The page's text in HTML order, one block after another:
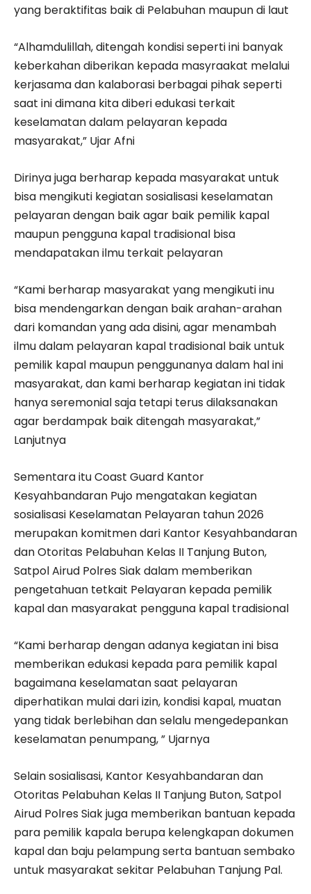
yang beraktifitas baik di Pelabuhan maupun di laut
“Alhamdulillah, ditengah kondisi seperti ini banyak
keberkahan diberikan kepada masyraakat melalui
kerjasama dan kalaborasi berbagai pihak seperti
saat ini dimana kita diberi edukasi terkait
keselamatan dalam pelayaran kepada
masyarakat,” Ujar Afni
Dirinya juga berharap kepada masyarakat untuk
bisa mengikuti kegiatan sosialisasi keselamatan
pelayaran dengan baik agar baik pemilik kapal
maupun pengguna kapal tradisional bisa
mendapatakan ilmu terkait pelayaran
“Kami berharap masyarakat yang mengikuti inu
bisa mendengarkan dengan baik arahan-arahan
dari komandan yang ada disini, agar menambah
ilmu dalam pelayaran kapal tradisional baik untuk
pemilik kapal maupun penggunanya dalam hal ini
masyarakat, dan kami berharap kegiatan ini tidak
hanya seremonial saja tetapi terus dilaksanakan
agar berdampak baik ditengah masyarakat,”
Lanjutnya
Sementara itu Coast Guard Kantor
Kesyahbandaran Pujo mengatakan kegiatan
sosialisasi Keselamatan Pelayaran tahun 2026
merupakan komitmen dari Kantor Kesyahbandaran
dan Otoritas Pelabuhan Kelas II Tanjung Buton,
Satpol Airud Polres Siak dalam memberikan
pengetahuan tetkait Pelayaran kepada pemilik
kapal dan masyarakat pengguna kapal tradisional
“Kami berharap dengan adanya kegiatan ini bisa
memberikan edukasi kepada para pemilik kapal
bagaimana keselamatan saat pelayaran
diperhatikan mulai dari izin, kondisi kapal, muatan
yang tidak berlebihan dan selalu mengedepankan
keselamatan penumpang, ” Ujarnya
Selain sosialisasi, Kantor Kesyahbandaran dan
Otoritas Pelabuhan Kelas II Tanjung Buton, Satpol
Airud Polres Siak juga memberikan bantuan kepada
para pemilik kapala berupa kelengkapan dokumen
kapal dan baju pelampung serta bantuan sembako
untuk masyarakat sekitar Pelabuhan Tanjung Pal.